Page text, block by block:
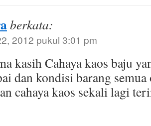
berkata:
2012 pukul 3:01 pm
kasih Cahaya kaos baju
dan kondisi barang
cahaya kaos sekali lagi